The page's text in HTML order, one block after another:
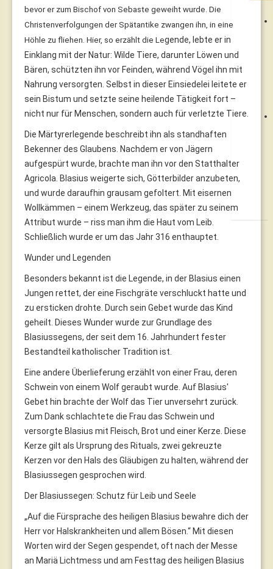
bevor er zum Bischof von Sebaste geweiht wurde. Die
Christenverfolgungen der Spätantike zwangen ihn, in eine
Höhle zu fliehen. Hier, so erzählt die Legende, lebte er in
Einklang mit der Natur: Wilde Tiere, darunter Löwen und
Bären, schützten ihn vor Feinden, während Vögel ihn mit
Nahrung versorgten. Selbst in dieser Einsiedelei leitete er
sein Bistum und setzte seine heilende Tätigkeit fort –
nicht nur für Menschen, sondern auch für verletzte Tiere.
Die Märtyrerlegende beschreibt ihn als standhaften
Bekenner des Glaubens. Nachdem er von Jägern
aufgespürt wurde, brachte man ihn vor den Statthalter
Agricola. Blasius weigerte sich, Götterbilder anzubeten,
und wurde daraufhin grausam gefoltert. Mit eisernen
Wollkämmen – einem Werkzeug, das später zu seinem
Attribut wurde – riss man ihm die Haut vom Leib.
Schließlich wurde er um das Jahr 316 enthauptet.
Wunder und Legenden
Besonders bekannt ist die Legende, in der Blasius einen
Jungen rettet, der eine Fischgräte verschluckt hatte und
zu ersticken drohte. Durch sein Gebet wurde das Kind
geheilt. Dieses Wunder wurde zur Grundlage des
Blasiussegens, der seit dem 16. Jahrhundert fester
Bestandteil katholischer Tradition ist.
Eine andere Überlieferung erzählt von einer Frau, deren
Schwein von einem Wolf geraubt wurde. Auf Blasius'
Gebet hin brachte der Wolf das Tier unversehrt zurück.
Zum Dank schlachtete die Frau das Schwein und
versorgte Blasius mit Fleisch, Brot und einer Kerze. Diese
Kerze gilt als Ursprung des Rituals, zwei gekreuzte
Kerzen vor den Hals des Gläubigen zu halten, während der
Blasiussegen gesprochen wird.
Der Blasiussegen: Schutz für Leib und Seele
„Auf die Fürsprache des heiligen Blasius bewahre dich der
Herr vor Halskrankheiten und allem Bösen.“ Mit diesen
Worten wird der Segen gespendet, oft nach der Messe
an Mariä Lichtmess und am Festtag des heiligen Blasius